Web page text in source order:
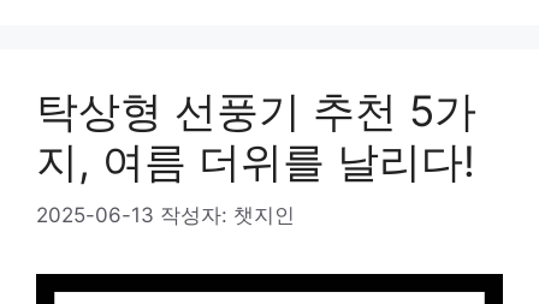
탁상형 선풍기 추천 5가
지, 여름 더위를 날리다!
2025-06-13 작성자: 챗지인